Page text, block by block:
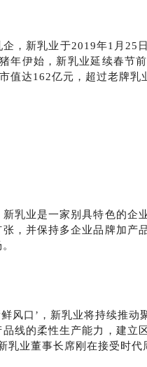
，新乳业于2019年1月25
年伊始，新乳业延续春节
值达162亿元，超过老牌乳
乳业是一家别具特色的企
，并保持多企业品牌加产
风口’，新乳业将持续推
品线的柔性生产能力，建立
乳业董事长席刚在接受时